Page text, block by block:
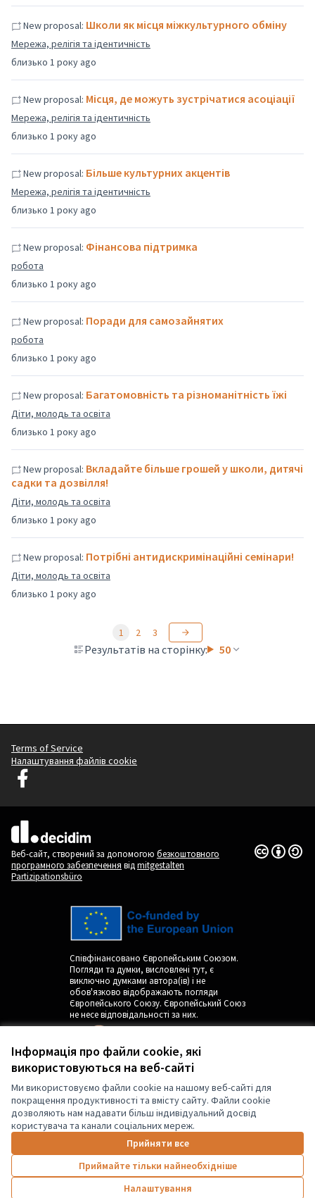
Інформація про файли cookie, які
використовуються на веб-сайті
Ми використовуємо файли cookie на нашому веб-сайті для
покращення продуктивності та вмісту сайту. Файли cookie
дозволяють нам надавати більш індивідуальний досвід
користувача та канали соціальних мереж.
Прийняти все
Приймайте тільки найнеобхідніше
Налаштування
близько 1 року ago
New proposal: Школи як місця міжкультурного обміну
Мережа, релігія та ідентичність
близько 1 року ago
New proposal: Місця, де можуть зустрічатися асоціації
Мережа, релігія та ідентичність
близько 1 року ago
New proposal: Більше культурних акцентів
Мережа, релігія та ідентичність
близько 1 року ago
New proposal: Фінансова підтримка
робота
близько 1 року ago
New proposal: Поради для самозайнятих
робота
близько 1 року ago
New proposal: Багатомовність та різноманітність їжі
Діти, молодь та освіта
близько 1 року ago
New proposal: Вкладайте більше грошей у школи, дитячі
садки та дозвілля!
Діти, молодь та освіта
близько 1 року ago
New proposal: Потрібні антидискримінаційні семінари!
Діти, молодь та освіта
Результатів на сторінку: 50
1 2 3
Terms of Service
Налаштування файлів cookie
Graz Gemeinsam Gestalten у Facebook
(Зовнішнє посилання)
Веб-сайт, створений за допомогою безкоштовного
програмного забезпечення відmitgestalten
Partizipationsbüro
Ліцензія
(Зовнішнє
Співфінансовано Європейським Союзом.
Погляди та думки, висловлені тут, є
виключно думками автора(ів) і не
обов'язково відображають погляди
Європейського Союзу. Європейський Союз
не несе відповідальності за них.
by